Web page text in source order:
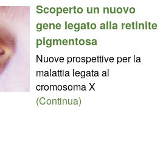
Scoperto un nuovo
gene legato alla retinite
pigmentosa
Nuove prospettive per la
malattia legata al
cromosoma X
(Continua)